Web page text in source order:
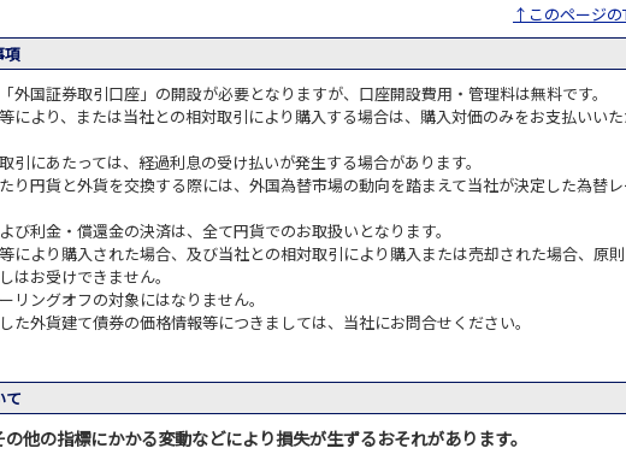
↑このページの
項
外国証券取引口座」の開設が必要となりますが、口座開設費用・管理料は無料です。
により、または当社との相対取引により購入する場合は、購入対価のみをお支払いいた
引にあたっては、経過利息の受け払いが発生する場合があります。
り円貨と外貨を交換する際には、外国為替市場の動向を踏まえて当社が決定した為替レ
び利金・償還金の決済は、全て円貨でのお取扱いとなります。
により購入された場合、及び当社との相対取引により購入または売却された場合、原
はお受けできません。
リングオフの対象にはなりません。
た外貨建て債券の価格情報等につきましては、当社にお問合せください。
て
他の指標にかかる変動などにより損失が生ずるおそれがあります。